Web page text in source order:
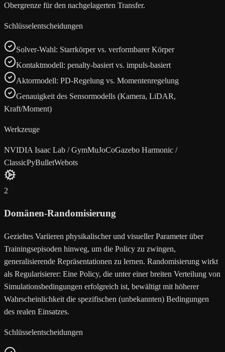
Obergrenze für den nachgelagerten Transfer.
Schlüsselentscheidungen
Solver-Wahl: Starrkörper vs. verformbarer Körper
Kontaktmodell: penalty-basiert vs. impuls-basiert
Aktormodell: PD-Regelung vs. Momentenregelung
Genauigkeit des Sensormodells (Kamera, LiDAR,
Kraft/Moment)
Werkzeuge
NVIDIA Isaac Lab / GymMuJoCoGazebo Harmonic /
ClassicPyBulletWebots
2
Domänen-Randomisierung
Gezieltes Variieren physikalischer und visueller Parameter über
Trainingsepisoden hinweg, um die Policy zu zwingen,
generalisierende Repräsentationen zu lernen. Randomisierung wirkt
als Regularisierer: Eine Policy, die unter einer breiten Verteilung von
Simulationsbedingungen erfolgreich ist, bewältigt mit höherer
Wahrscheinlichkeit die spezifischen (unbekannten) Bedingungen
des realen Einsatzes.
Schlüsselentscheidungen